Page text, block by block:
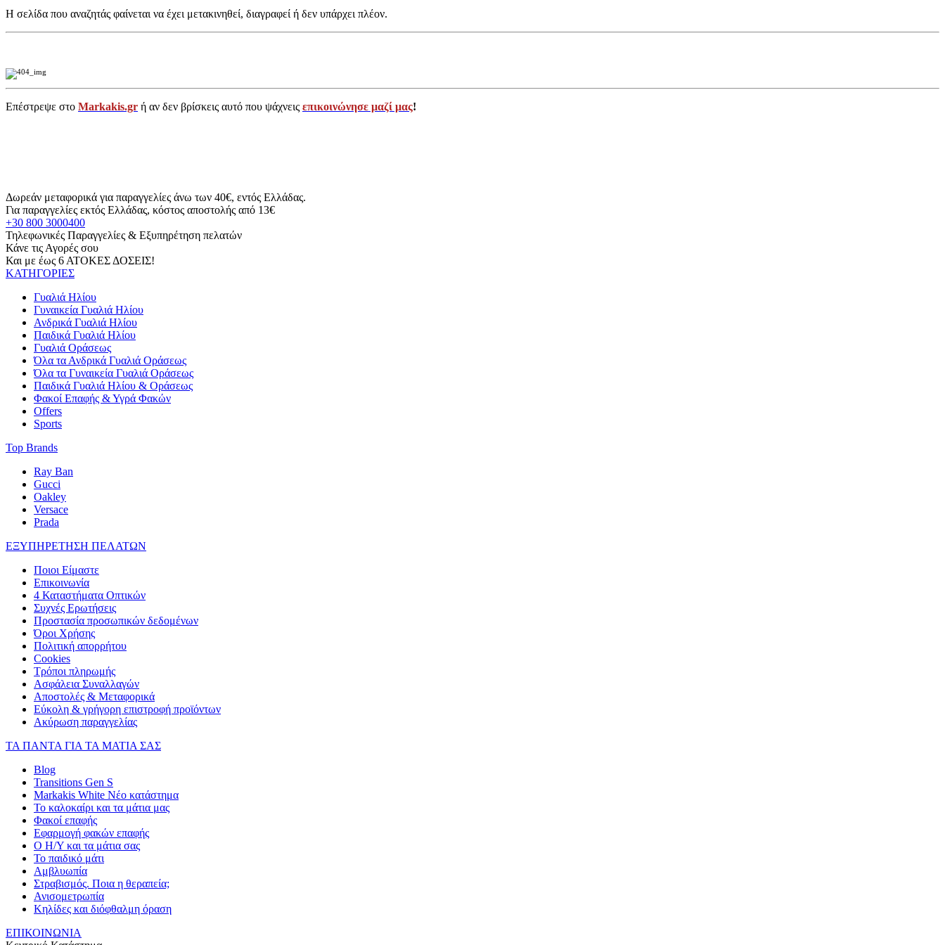
Η σελίδα που αναζητάς φαίνεται να έχει μετακινηθεί, διαγραφεί ή δεν υπάρχει πλέον.
Επέστρεψε στο Markakis.gr ή αν δεν βρίσκεις αυτό που ψάχνεις επικοινώνησε μαζί μας!
Δωρεάν μεταφορικά για παραγγελίες άνω των 40€, εντός Ελλάδας.
Για παραγγελίες εκτός Ελλάδας, κόστος αποστολής από 13€
+30 800 3000400
Τηλεφωνικές Παραγγελίες & Εξυπηρέτηση πελατών
Κάνε τις Αγορές σου
Και με έως 6 ΑΤΟΚΕΣ ΔΟΣΕΙΣ!
ΚΑΤΗΓΟΡΙΕΣ
Γυαλιά Ηλίου
Γυναικεία Γυαλιά Ηλίου
Ανδρικά Γυαλιά Ηλίου
Παιδικά Γυαλιά Ηλίου
Γυαλιά Οράσεως
Όλα τα Ανδρικά Γυαλιά Οράσεως
Όλα τα Γυναικεία Γυαλιά Οράσεως
Παιδικά Γυαλιά Ηλίου & Οράσεως
Φακοί Επαφής & Υγρά Φακών
Offers
Sports
Top Brands
Ray Ban
Gucci
Oakley
Versace
Prada
ΕΞΥΠΗΡΕΤΗΣΗ ΠΕΛΑΤΩΝ
Ποιοι Είμαστε
Επικοινωνία
4 Καταστήματα Οπτικών
Συχνές Ερωτήσεις
Προστασία προσωπικών δεδομένων
Όροι Χρήσης
Πολιτική απορρήτου
Cookies
Τρόποι πληρωμής
Ασφάλεια Συναλλαγών
Αποστολές & Μεταφορικά
Εύκολη & γρήγορη επιστροφή προϊόντων
Ακύρωση παραγγελίας
ΤΑ ΠΑΝΤΑ ΓΙΑ ΤΑ ΜΑΤΙΑ ΣΑΣ
Blog
Transitions Gen S
Markakis White Νέο κατάστημα
Το καλοκαίρι και τα μάτια μας
Φακοί επαφής
Εφαρμογή φακών επαφής
Ο Η/Υ και τα μάτια σας
Το παιδικό μάτι
Αμβλυωπία
Στραβισμός. Ποια η θεραπεία;
Ανισομετρωπία
Κηλίδες και διόφθαλμη όραση
ΕΠΙΚΟΙΝΩΝΙΑ